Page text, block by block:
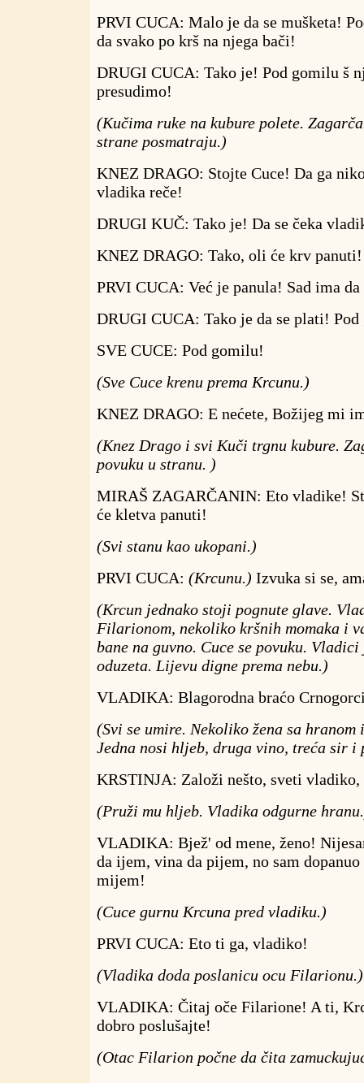
PRVI CUCA: Malo je da se mušketa!
da svako po krš na njega bači!
DRUGI CUCA: Tako je! Pod gomilu š
presudimo!
(Kučima ruke na kubure polete.
strane posmatraju.)
KNEZ DRAGO: Stojte Cuce! Da ga
vladika reče!
DRUGI KUČ: Tako je! Da se čeka
KNEZ DRAGO: Tako, oli će krv panuti!
PRVI CUCA: Već je panula! Sad ima
DRUGI CUCA: Tako je da se plati!
SVE CUCE: Pod gomilu!
(Sve Cuce krenu prema Krcunu.)
KNEZ DRAGO: E nećete, Božijeg mi
(Knez Drago i svi Kuči trgnu kubure.
povuku u stranu. )
MIRAŠ ZAGARČANIN: Eto vladike!
će kletva panuti!
(Svi stanu kao ukopani.)
PRVI CUCA: (Krcunu.) Izvuka si se,
(Krcun jednako stoji pognute glave.
Filarionom, nekoliko kršnih momaka i
bane na guvno. Cuce se povuku.
oduzeta. Lijevu digne prema nebu.)
VLADIKA: Blagorodna braćo
(Svi se umire. Nekoliko žena sa
Jedna nosi hljeb, druga vino, treća sir i
KRSTINJA: Založi nešto, sveti
(Pruži mu hljeb. Vladika odgurne
VLADIKA: Bjež' od mene, ženo!
da ijem, vina da pijem, no sam dopanuo
mijem!
(Cuce gurnu Krcuna pred vladiku.)
PRVI CUCA: Eto ti ga, vladiko!
(Vladika doda poslanicu ocu Filarionu.)
VLADIKA: Čitaj oče Filarione! A ti,
dobro poslušajte!
(Otac Filarion počne da čita